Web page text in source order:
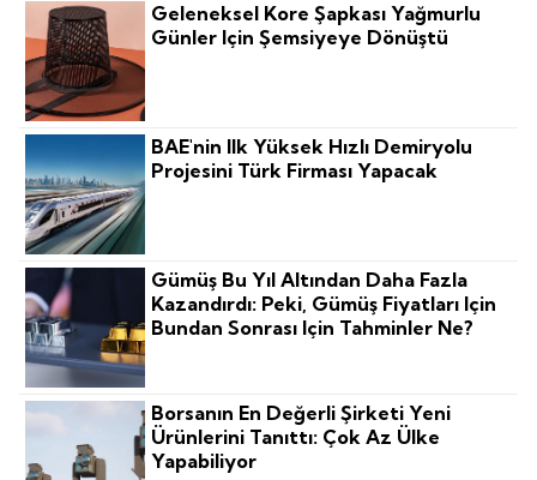
Geleneksel Kore Şapkası Yağmurlu
Günler Için Şemsiyeye Dönüştü
BAE'nin Ilk Yüksek Hızlı Demiryolu
Projesini Türk Firması Yapacak
Gümüş Bu Yıl Altından Daha Fazla
Kazandırdı: Peki, Gümüş Fiyatları Için
Bundan Sonrası Için Tahminler Ne?
Borsanın En Değerli Şirketi Yeni
Ürünlerini Tanıttı: Çok Az Ülke
Yapabiliyor